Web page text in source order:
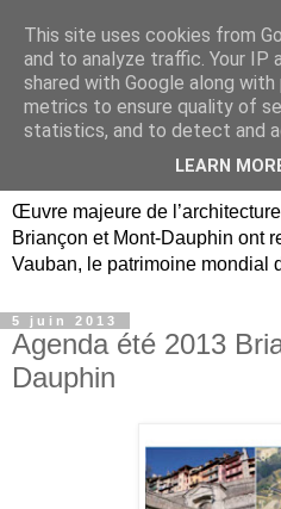
Briançon,
Vauban
Œuvre majeure de
Briançon et Mont-Dauphin ont
Vauban, le patrimoine mondial
5 juin 2013
Agenda été 2013
Dauphin
This site uses cookies from
and to analyze traffic. Your IP
shared with Google along
metrics to ensure quality of
statistics, and to detect and
LEARN